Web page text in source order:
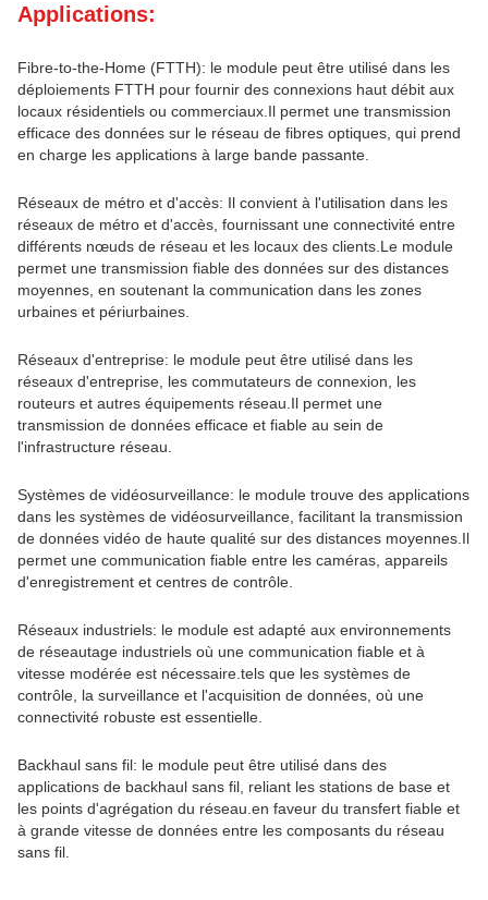
Applications:
Fibre-to-the-Home (FTTH): le module peut être utilisé dans les
déploiements FTTH pour fournir des connexions haut débit aux
locaux résidentiels ou commerciaux.Il permet une transmission
efficace des données sur le réseau de fibres optiques, qui prend
en charge les applications à large bande passante.
Réseaux de métro et d'accès: Il convient à l'utilisation dans les
réseaux de métro et d'accès, fournissant une connectivité entre
différents nœuds de réseau et les locaux des clients.Le module
permet une transmission fiable des données sur des distances
moyennes, en soutenant la communication dans les zones
urbaines et périurbaines.
Réseaux d'entreprise: le module peut être utilisé dans les
réseaux d'entreprise, les commutateurs de connexion, les
routeurs et autres équipements réseau.Il permet une
transmission de données efficace et fiable au sein de
l'infrastructure réseau.
Systèmes de vidéosurveillance: le module trouve des applications
dans les systèmes de vidéosurveillance, facilitant la transmission
de données vidéo de haute qualité sur des distances moyennes.Il
permet une communication fiable entre les caméras, appareils
d'enregistrement et centres de contrôle.
Réseaux industriels: le module est adapté aux environnements
de réseautage industriels où une communication fiable et à
vitesse modérée est nécessaire.tels que les systèmes de
contrôle, la surveillance et l'acquisition de données, où une
connectivité robuste est essentielle.
Backhaul sans fil: le module peut être utilisé dans des
applications de backhaul sans fil, reliant les stations de base et
les points d'agrégation du réseau.en faveur du transfert fiable et
à grande vitesse de données entre les composants du réseau
sans fil.